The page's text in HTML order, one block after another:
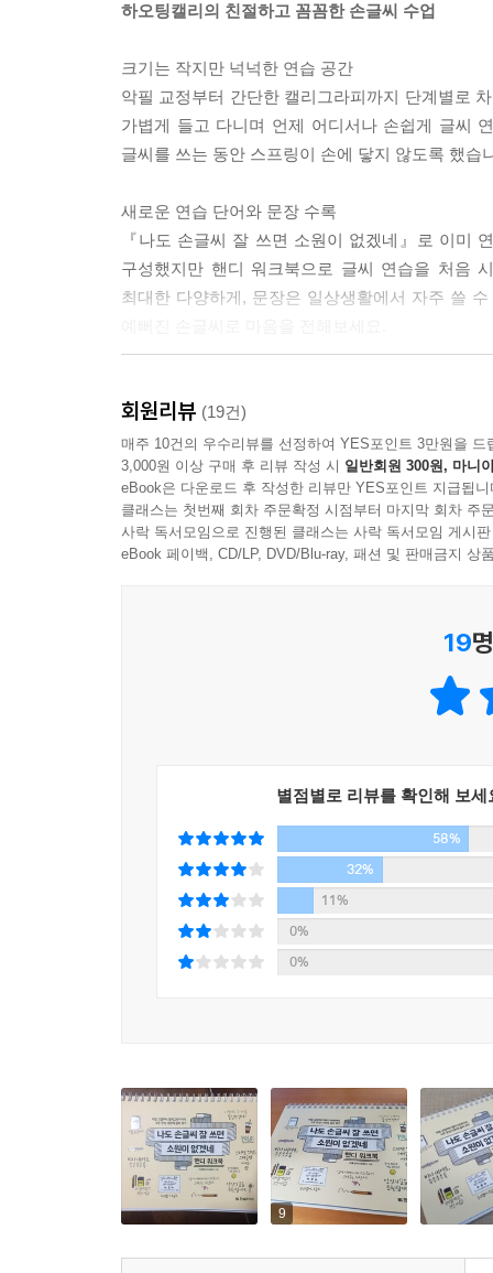
하오팅캘리의 친절하고 꼼꼼한 손글씨 수업
크기는 작지만 넉넉한 연습 공간
악필 교정부터 간단한 캘리그라피까지 단계별로
가볍게 들고 다니며 언제 어디서나 손쉽게 글씨
글씨를 쓰는 동안 스프링이 손에 닿지 않도록 했
새로운 연습 단어와 문장 수록
『나도 손글씨 잘 쓰면 소원이 없겠네』로 이미
구성했지만 핸디 워크북으로 글씨 연습을 처음
최대한 다양하게, 문장은 일상생활에서 자주 쓸
구성은 기존 책과 같이 4주 동안 차근차근 연습할
한글 정자체 연습을 통해 한글의 바른 모양을 익
글자부터 짧은 문장까지 시야를 넓혀가며 네모
자음과 모음의 모양을 다양하게 바꿔 써보며 자
하면서 끝까지 가지런히 쓸 수 있게 됩니다. 그
마지막으로는 일상에서 유용하게 쓸 수 있는 메시
작은 책이지만 손글씨의 변화를 느끼며 즐겁고
우리는 모두 알고 있습니다. 한 문장 멋지게 쓰는
회원리뷰 (19건)
매주 10건의 우수리뷰를 선정하여 YES포인트 3만원을 드
3,000원 이상 구매 후 리뷰 작성 시 일반회원 300원, 마니
eBook은 다운로드 후 작성한 리뷰만 YES포인트 지급됩니
클래스는 첫번째 회차 주문확정 시점부터 마지막 회차 주
사락 독서모임으로 진행된 클래스는 사락 독서모임 게시
eBook 페이백, CD/LP, DVD/Blu-ray, 패션 및 판매금지 상
19
별점별로 리뷰를 확인해 보세
58%
32%
11%
0%
0%
9